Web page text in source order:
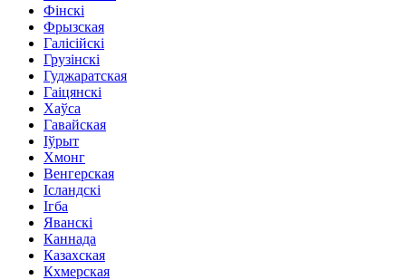
Фінскі
Фрызская
Галісійскі
Грузінскі
Гуджаратская
Гаіцянскі
Хаўса
Гавайская
Іўрыт
Хмонг
Венгерская
Ісландскі
Ігба
Яванскі
Каннада
Казахская
Кхмерская